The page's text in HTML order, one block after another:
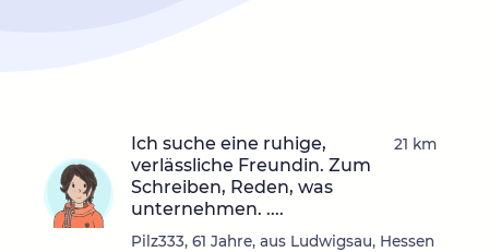
Ich suche eine ruhige,
verlässliche Freundin. Zum
Schreiben, Reden, was
unternehmen. ....
Pilz333, 61 Jahre, aus Ludwigsau, Hessen
21 km